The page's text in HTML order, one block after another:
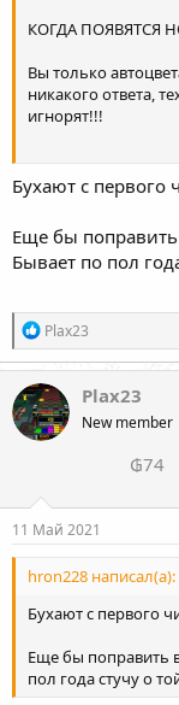
КОГДА ПОЯВЯТСЯ
Вы только
никакого ответа,
игнорят!!!
По опту тоже 0
войти. Почему так
Бухают с первого
Еще бы поправить
Бывает по пол
Р
е
а
к
ц
и
и
Plax23
Plax23
New member
₲74
11 Май 2021
hron228 написал(а):
Бухают с первого
Еще бы поправить
пол года стучу о